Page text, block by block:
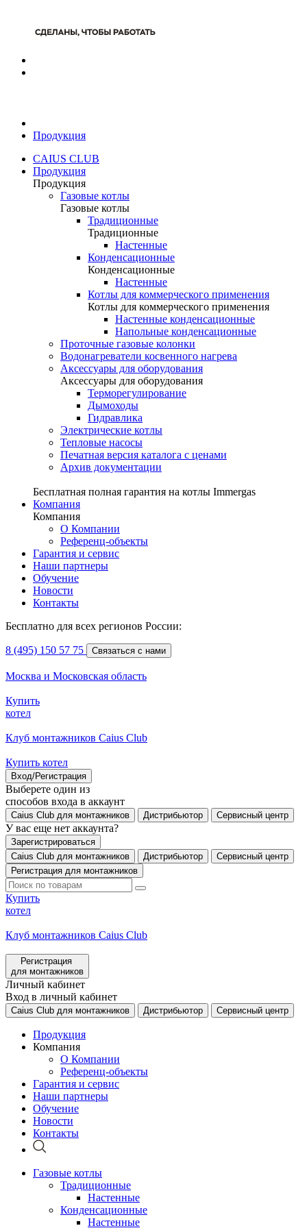
Продукция
CAIUS CLUB
Продукция
Продукция
Газовые котлы
Газовые котлы
Традиционные
Традиционные
Настенные
Конденсационные
Конденсационные
Настенные
Котлы для коммерческого применения
Котлы для коммерческого применения
Настенные конденсационные
Напольные конденсационные
Проточные газовые колонки
Водонагреватели косвенного нагрева
Аксессуары для оборудования
Аксессуары для оборудования
Терморегулирование
Дымоходы
Гидравлика
Электрические котлы
Тепловые насосы
Печатная версия каталога с ценами
Архив документации
Бесплатная полная гарантия на котлы Immergas
Компания
Компания
О Компании
Референц-объекты
Гарантия и сервис
Наши партнеры
Обучение
Новости
Контакты
Бесплатно для всех регионов России:
8 (495) 150 57 75 Связаться с нами
Москва и Московская область
Купить
котел
Клуб монтажников Caius Club
Купить котел
Вход/Регистрация
Выберете один из
способов входа в аккаунт
Caius Club для монтажников Дистрибьютор Сервисный центр
У вас еще нет аккаунта?
Зарегистрироваться
Caius Club для монтажников
Дистрибьютор
Сервисный центр
Регистрация для монтажников
Купить
котел
Клуб монтажников Caius Club
Регистрация
для монтажников
Личный кабинет
Вход в личный кабинет
Caius Club для монтажников Дистрибьютор Сервисный центр
Продукция
Компания
О Компании
Референц-объекты
Гарантия и сервис
Наши партнеры
Обучение
Новости
Контакты
Газовые котлы
Традиционные
Настенные
Конденсационные
Настенные